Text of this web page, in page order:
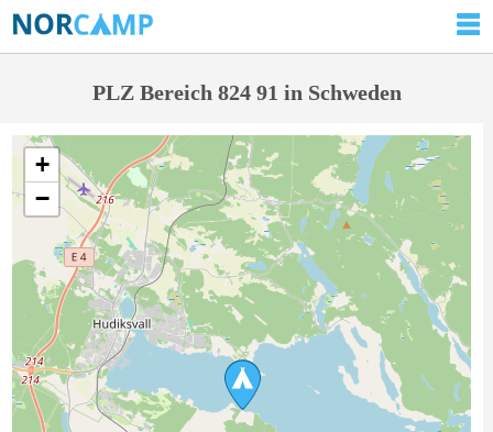
PLZ Bereich 824 91 in Schweden
+
−